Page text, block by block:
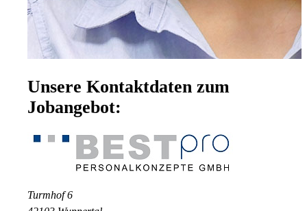
Unsere Kontaktdaten zum
Jobangebot:
Turmhof 6